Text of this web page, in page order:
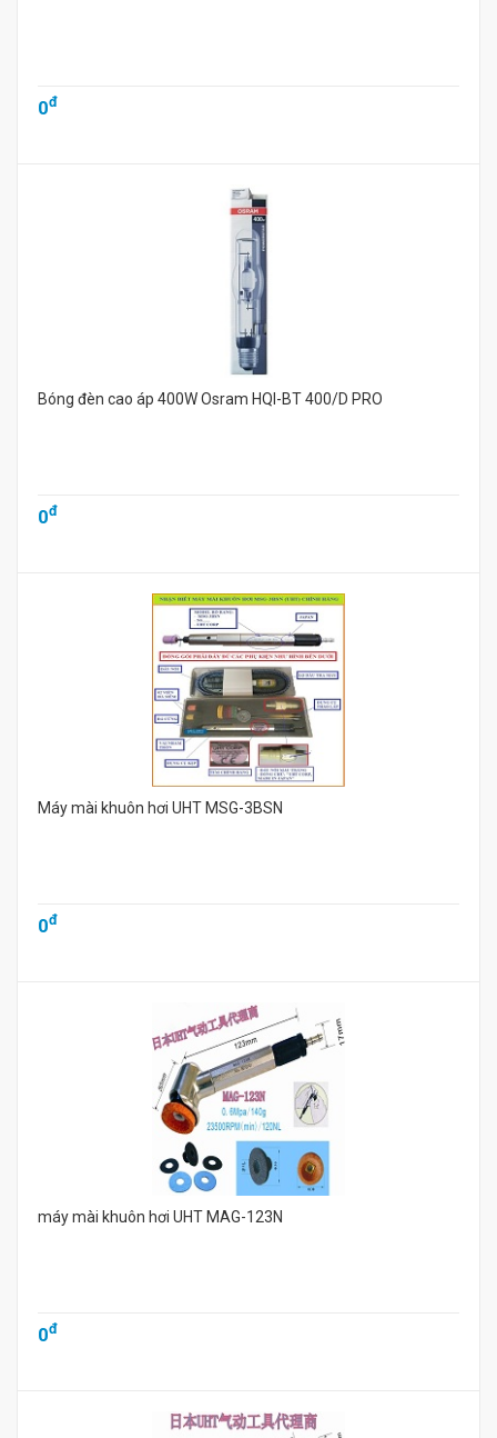
0đ
Bóng đèn cao áp 400W Osram HQI-BT 400/D PRO
0đ
Máy mài khuôn hơi UHT MSG-3BSN
0đ
máy mài khuôn hơi UHT MAG-123N
0đ